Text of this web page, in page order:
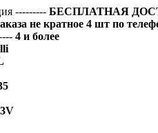
--------- БЕСПЛАТНАЯ
не кратное 4 шт по
4 и более